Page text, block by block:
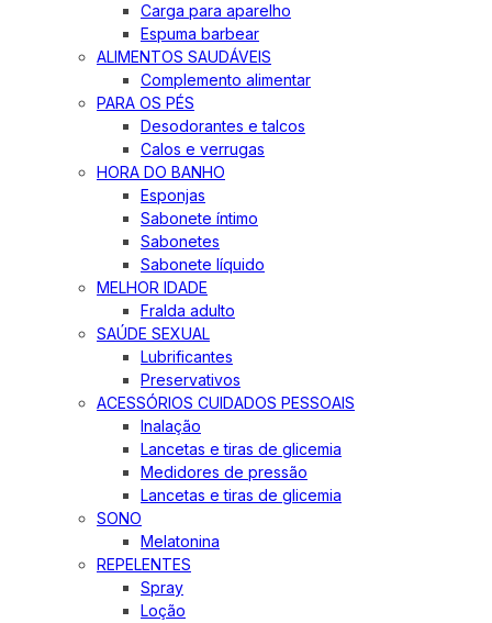
Carga para aparelho
Espuma barbear
ALIMENTOS SAUDÁVEIS
Complemento alimentar
PARA OS PÉS
Desodorantes e talcos
Calos e verrugas
HORA DO BANHO
Esponjas
Sabonete íntimo
Sabonetes
Sabonete líquido
MELHOR IDADE
Fralda adulto
SAÚDE SEXUAL
Lubrificantes
Preservativos
ACESSÓRIOS CUIDADOS PESSOAIS
Inalação
Lancetas e tiras de glicemia
Medidores de pressão
Lancetas e tiras de glicemia
SONO
Melatonina
REPELENTES
Spray
Loção